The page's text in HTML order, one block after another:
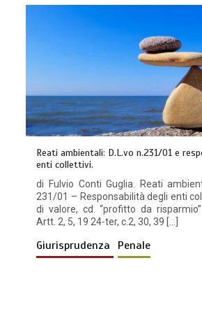
Reati ambientali: D.L.vo n.231/01 e
enti collettivi.
di Fulvio Conti Guglia. Reati
231/01 – Responsabilità degli enti
di valore, cd. “profitto da
Artt. 2, 5, 19 24-ter, c.2, 30, 39 […]
Giurisprudenza Penale